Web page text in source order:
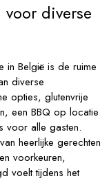
voor diverse
in België is de ruime
diverse
opties, glutenvrije
een BBQ op locatie
voor alle gasten.
heerlijke gerechten
voorkeuren,
voelt tijdens het